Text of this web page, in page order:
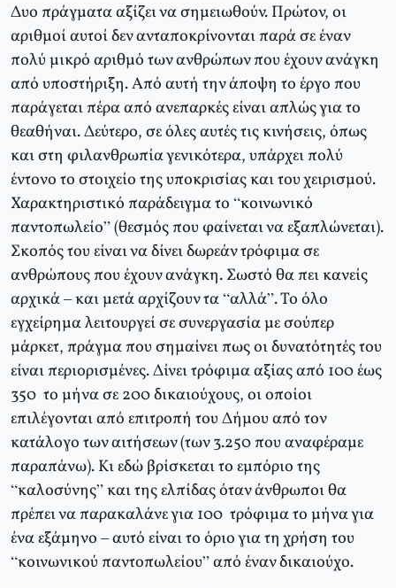
Δυο πράγματα αξίζει να σημειωθούν. Πρώτον, οι
αριθμοί αυτοί δεν ανταποκρίνονται παρά σε έναν
πολύ μικρό αριθμό των ανθρώπων που έχουν ανάγκη
από υποστήριξη. Από αυτή την άποψη το έργο που
παράγεται πέρα από ανεπαρκές είναι απλώς για το
θεαθήναι. Δεύτερο, σε όλες αυτές τις κινήσεις, όπως
και στη φιλανθρωπία γενικότερα, υπάρχει πολύ
έντονο το στοιχείο της υποκρισίας και του χειρισμού.
Χαρακτηριστικό παράδειγμα το “κοινωνικό
παντοπωλείο” (θεσμός που φαίνεται να εξαπλώνεται).
Σκοπός του είναι να δίνει δωρεάν τρόφιμα σε
ανθρώπους που έχουν ανάγκη. Σωστό θα πει κανείς
αρχικά – και μετά αρχίζουν τα “αλλά”. Το όλο
εγχείρημα λειτουργεί σε συνεργασία με σούπερ
μάρκετ, πράγμα που σημαίνει πως οι δυνατότητές του
είναι περιορισμένες. Δίνει τρόφιμα αξίας από 100 έως
350 ­ το μήνα σε 200 δικαιούχους, οι οποίοι
επιλέγονται από επιτροπή του Δήμου από τον
κατάλογο των αιτήσεων (των 3.250 που αναφέραμε
παραπάνω). Κι εδώ βρίσκεται το εμπόριο της
“καλοσύνης” και της ελπίδας όταν άνθρωποι θα
πρέπει να παρακαλάνε για 100 ­ τρόφιμα το μήνα για
ένα εξάμηνο – αυτό είναι το όριο για τη χρήση του
“κοινωνικού παντοπωλείου” από έναν δικαιούχο.